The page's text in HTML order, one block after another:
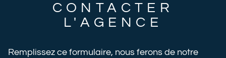
CONTACTER
L'AGENCE
Remplissez ce formulaire, nous ferons de notre